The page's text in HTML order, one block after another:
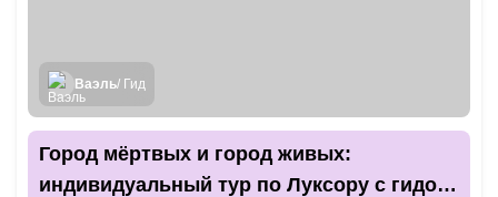
Ваэль/ Гид
Город мёртвых и город живых:
индивидуальный тур по Луксору с гидом-